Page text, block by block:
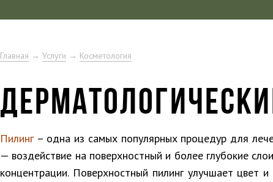
Главная → Услуги → Косметология
Пилинг– одна из самых популярных процедур для
— воздействие на поверхностный и более глубокие
концентрации. Поверхностный пилинг улучшает цвет